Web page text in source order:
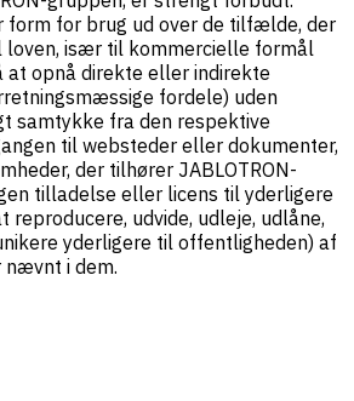
form for brug ud over de tilfælde, der
loven, især til kommercielle formål
at opnå direkte eller indirekte
fordele) uden
samtykke fra den respektive
til websteder eller dokumenter,
der tilhører JABLOTRON-
tilladelse eller licens til yderligere
reproducere, udvide, udleje, udlåne,
yderligere til offentligheden) af
nævnt i dem.